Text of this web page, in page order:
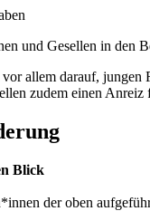
und Gesellen in den
allem darauf, jungen
zudem einen
Blick
der oben